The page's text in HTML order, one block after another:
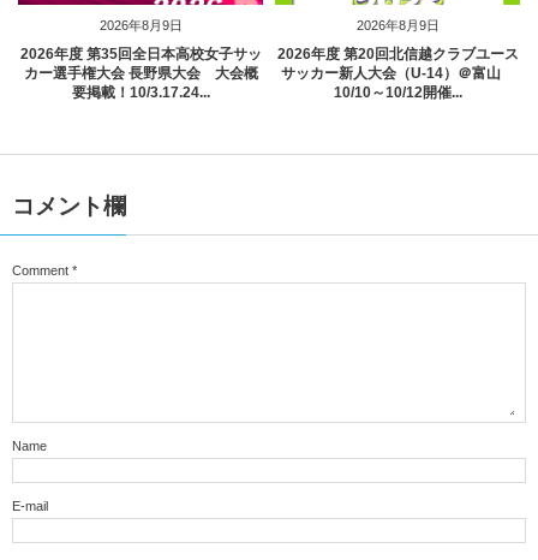
2026年8月9日
2026年度 第35回全日本高校女子サッ
カー選手権大会 長野県大会 大会概
要掲載！10/3.17.24...
2026年8月9日
2026年度 第20回北信越クラブユース
サッカー新人大会（U-14）＠富山
10/10～10/12開催...
コメント欄
Comment *
Name
E-mail